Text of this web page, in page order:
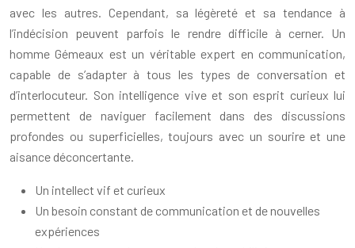
avec les autres. Cependant, sa légèreté et sa tendance à
l’indécision peuvent parfois le rendre difficile à cerner. Un
homme Gémeaux est un véritable expert en communication,
capable de s’adapter à tous les types de conversation et
d’interlocuteur. Son intelligence vive et son esprit curieux lui
permettent de naviguer facilement dans des discussions
profondes ou superficielles, toujours avec un sourire et une
aisance déconcertante.
Un intellect vif et curieux
Un besoin constant de communication et de nouvelles
expériences